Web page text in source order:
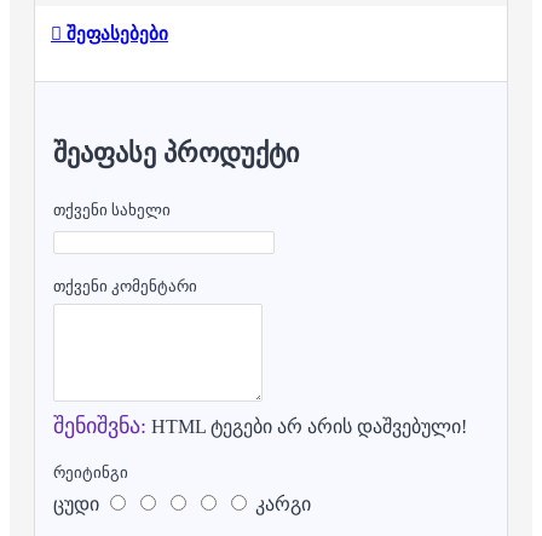
შეფასებები
ᲨᲔᲐᲤᲐᲡᲔ ᲞᲠᲝᲓᲣᲥᲢᲘ
თქვენი სახელი
თქვენი კომენტარი
შენიშვნა: HTML ტეგები არ არის დაშვებული!
რეიტინგი
ცუდი კარგი